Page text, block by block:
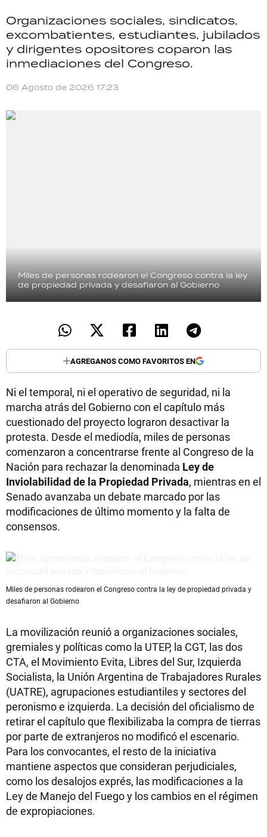
Organizaciones sociales, sindicatos,
excombatientes, estudiantes, jubilados
y dirigentes opositores coparon las
inmediaciones del Congreso.
06 Agosto de 2026 17:23
Miles de personas rodearon el Congreso contra la ley
de propiedad privada y desafiaron al Gobierno
AGREGANOS COMO FAVORITOS EN
Ni el temporal, ni el operativo de seguridad, ni la
marcha atrás del Gobierno con el capítulo más
cuestionado del proyecto lograron desactivar la
protesta. Desde el mediodía, miles de personas
comenzaron a concentrarse frente al Congreso de la
Nación para rechazar la denominada Ley de
Inviolabilidad de la Propiedad Privada, mientras en el
Senado avanzaba un debate marcado por las
modificaciones de último momento y la falta de
consensos.
Miles de personas rodearon el Congreso contra la ley de propiedad privada y
desafiaron al Gobierno
La movilización reunió a organizaciones sociales,
gremiales y políticas como la UTEP, la CGT, las dos
CTA, el Movimiento Evita, Libres del Sur, Izquierda
Socialista, la Unión Argentina de Trabajadores Rurales
(UATRE), agrupaciones estudiantiles y sectores del
peronismo e izquierda. La decisión del oficialismo de
retirar el capítulo que flexibilizaba la compra de tierras
por parte de extranjeros no modificó el escenario.
Para los convocantes, el resto de la iniciativa
mantiene aspectos que consideran perjudiciales,
como los desalojos exprés, las modificaciones a la
Ley de Manejo del Fuego y los cambios en el régimen
de expropiaciones.